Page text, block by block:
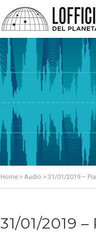
Home > Audio > 31/01/2019 –
31/01/2019